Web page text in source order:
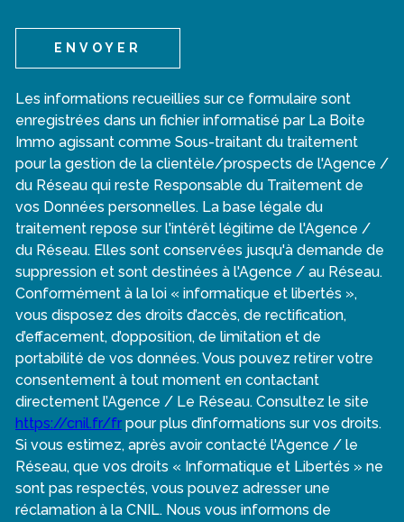
ENVOYER
Les informations recueillies sur ce formulaire sont
enregistrées dans un fichier informatisé par La Boite
Immo agissant comme Sous-traitant du traitement
pour la gestion de la clientèle/prospects de l'Agence /
du Réseau qui reste Responsable du Traitement de
vos Données personnelles. La base légale du
traitement repose sur l'intérêt légitime de l'Agence /
du Réseau. Elles sont conservées jusqu'à demande de
suppression et sont destinées à l'Agence / au Réseau.
Conformément à la loi « informatique et libertés »,
vous disposez des droits d’accès, de rectification,
d’effacement, d’opposition, de limitation et de
portabilité de vos données. Vous pouvez retirer votre
consentement à tout moment en contactant
directement l’Agence / Le Réseau. Consultez le site
https://cnil.fr/fr pour plus d’informations sur vos droits.
Si vous estimez, après avoir contacté l'Agence / le
Réseau, que vos droits « Informatique et Libertés » ne
sont pas respectés, vous pouvez adresser une
réclamation à la CNIL. Nous vous informons de